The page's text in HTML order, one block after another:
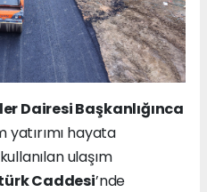
Dairesi Başkanlığınca
yatırımı hayata
ulaşım
Caddesi’nde